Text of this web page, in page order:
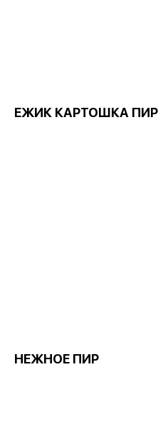
ЕЖИК КАРТОШКА ПИР
НЕЖНОЕ ПИР